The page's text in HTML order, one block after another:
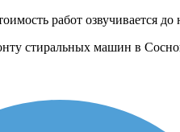
работ озвучивается
стиральных машин в